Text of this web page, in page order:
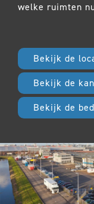
welke ruimten
Bekijk de
Bekijk de
Bekijk de